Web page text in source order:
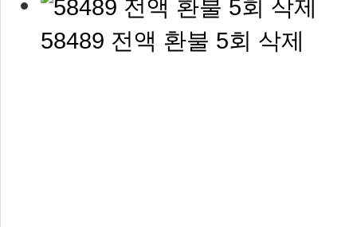
58489 전액 환불 5회 삭제